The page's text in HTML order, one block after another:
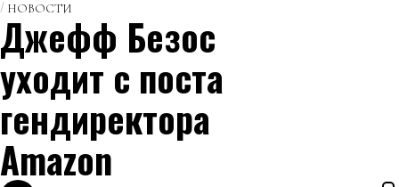
НОВОСТИ
Джефф Безос
уходит с поста
гендиректора
Amazon